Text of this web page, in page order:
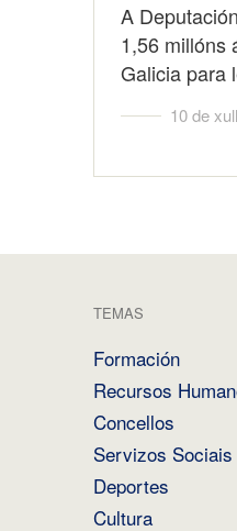
A
1,56 millóns
Galicia para
10 de
TEMAS
Formación
Recursos
Concellos
Servizos Sociais
Deportes
Cultura